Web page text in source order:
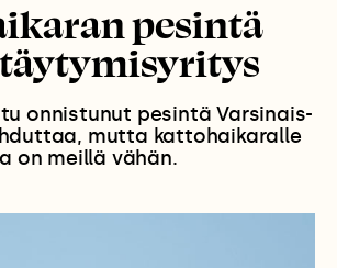
pesintä
onnistunut pesintä Varsinais-
mutta kattohaikaralle
on meillä vähän.